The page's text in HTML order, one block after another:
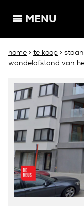
MENU
U bent hier
home > te koop >
wandelafstand van